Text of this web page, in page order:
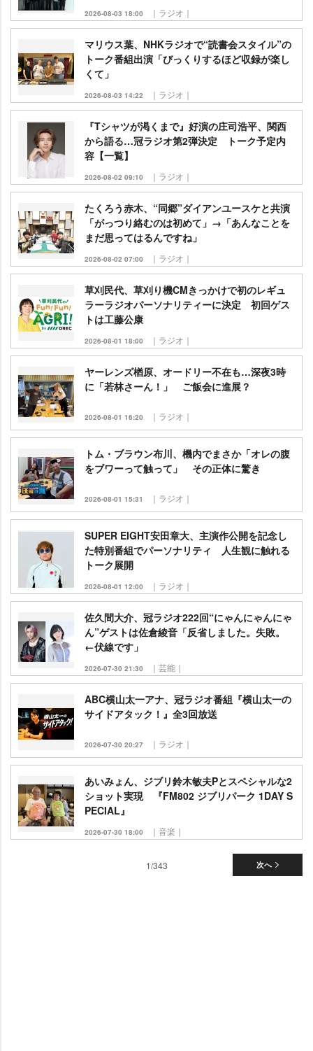
2026-08-03 18:00 ｜ラジオ｜
マリウス葉、NHKラジオで“読書会スタイル”の
トーク番組出演「びっくりするほど収録が楽し
くて」
2026-08-03 14:22 ｜ラジオ｜
『Tシャツが渇くまで』好演の庄司浩平、関西
から語る…冠ラジオ第2弾決定 トーク予定内
容【一覧】
2026-08-02 09:10 ｜ラジオ｜
たくろう赤木、“同郷”ダイアンユースケと共演
「がっつり絡むのは初めて」→「あんなことを
まだ思ってはるんですね」
2026-08-02 07:00 ｜ラジオ｜
草刈民代、草刈り機CMきっかけで初のレギュ
ラーラジオパーソナリティーに決定 初回ゲス
トは工藤公康
2026-08-01 18:00 ｜ラジオ｜
ヤーレンズ楢原、オードリー不在も…深夜3時
に「若林さーん！」 ご飯会に進展？
2026-08-01 16:20 ｜ラジオ｜
トム・ブラウン布川、機内でまさか「オレの腹
をブワーって触って」 その正体に驚き
2026-08-01 15:31 ｜ラジオ｜
SUPER EIGHT安田章大、主演作公開を記念し
た特別番組でパーソナリティ 人生観に触れる
トーク展開
2026-08-01 12:00 ｜ラジオ｜
佐久間大介、冠ラジオ222回“にゃんにゃんにゃ
ん”ゲストは佐倉綾音「反省しました。失敗。
←伏線です」
2026-07-30 21:30 ｜芸能｜
ABC横山太一アナ、冠ラジオ番組『横山太一の
サイドアタック！』全3回放送
2026-07-30 20:27 ｜ラジオ｜
あいみょん、ジブリ鈴木敏夫Pとスペシャルな2
ショット実現 『FM802 ジブリパーク 1DAY S
PECIAL』
2026-07-30 18:00 ｜音楽｜
次へ
1/343